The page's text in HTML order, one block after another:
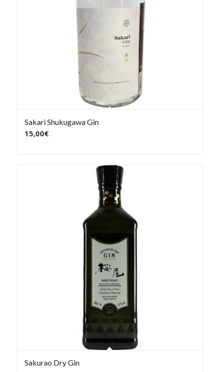
Sakari Shukugawa Gin
15,00€
Sakurao Dry Gin